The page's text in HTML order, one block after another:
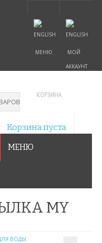
МЕНЮ
МОЙ
АККАУНТ
КОРЗИНА
Корзина пуста
МЕНЮ
MY
ВОДЫ